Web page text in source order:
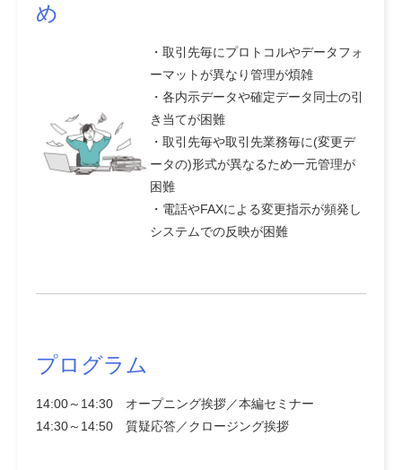
め
・取引先毎にプロトコルやデータフォ
ーマットが異なり管理が煩雑
・各内示データや確定データ同士の引
き当てが困難
・取引先毎や取引先業務毎に(変更デ
ータの)形式が異なるため一元管理が
困難
・電話やFAXによる変更指示が頻発し
システムでの反映が困難
プログラム
14:00～14:30 オープニング挨拶／本編セミナー
14:30～14:50 質疑応答／クロージング挨拶